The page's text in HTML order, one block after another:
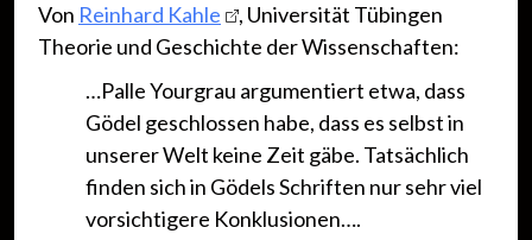
Von Reinhard Kahle
, Universität Tübingen
Theorie und Geschichte der Wissenschaften:
…Palle Yourgrau argumentiert etwa, dass
Gödel geschlossen habe, dass es selbst in
unserer Welt keine Zeit gäbe. Tatsächlich
finden sich in Gödels Schriften nur sehr viel
vorsichtigere Konklusionen….